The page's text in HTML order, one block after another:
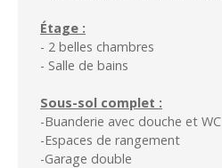
Étage :
- 2 belles chambres
- Salle de bains
Sous-sol complet :
-Buanderie avec douche et WC
-Espaces de rangement
-Garage double